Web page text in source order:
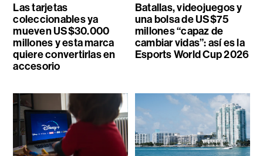
Las tarjetas
coleccionables ya
mueven US$30.000
millones y esta marca
quiere convertirlas en
accesorio
Batallas, videojuegos y
una bolsa de US$75
millones “capaz de
cambiar vidas”: así es la
Esports World Cup 2026